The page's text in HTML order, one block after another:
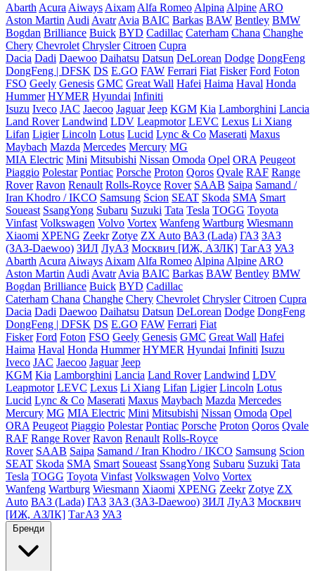
Abarth Acura Aiways Aixam Alfa Romeo Alpina Alpine ARO
Aston Martin Audi Avatr Avia BAIC Barkas BAW Bentley BMW
Bogdan Brilliance Buick BYD Cadillac Caterham Chana Changhe
Chery Chevrolet Chrysler Citroen Cupra
Dacia Dadi Daewoo Daihatsu Datsun DeLorean Dodge DongFeng
DongFeng | DFSK DS E.GO FAW Ferrari Fiat Fisker Ford Foton
FSO Geely Genesis GMC Great Wall Hafei Haima Haval Honda
Hummer HYMER Hyundai Infiniti
Isuzu Iveco JAC Jaecoo Jaguar Jeep KGM Kia Lamborghini Lancia
Land Rover Landwind LDV Leapmotor LEVC Lexus Li Xiang
Lifan Ligier Lincoln Lotus Lucid Lync & Co Maserati Maxus
Maybach Mazda Mercedes Mercury MG
MIA Electric Mini Mitsubishi Nissan Omoda Opel ORA Peugeot
Piaggio Polestar Pontiac Porsche Proton Qoros Qvale RAF Range
Rover Ravon Renault Rolls-Royce Rover SAAB Saipa Samand /
Iran Khodro / IKCO Samsung Scion SEAT Skoda SMA Smart
Soueast SsangYong Subaru Suzuki Tata Tesla TOGG Toyota
Vinfast Volkswagen Volvo Vortex Wanfeng Wartburg Wiesmann
Xiaomi XPENG Zeekr Zotye ZX Auto ВАЗ (Lada) ГАЗ ЗАЗ
(ЗАЗ-Daewoo) ЗИЛ ЛуАЗ Москвич [ИЖ, АЗЛК] ТагАЗ УАЗ
Abarth Acura Aiways Aixam Alfa Romeo Alpina Alpine ARO
Aston Martin Audi Avatr Avia BAIC Barkas BAW Bentley BMW
Bogdan Brilliance Buick BYD Cadillac
Caterham Chana Changhe Chery Chevrolet Chrysler Citroen Cupra
Dacia Dadi Daewoo Daihatsu Datsun DeLorean Dodge DongFeng
DongFeng | DFSK DS E.GO FAW Ferrari Fiat
Fisker Ford Foton FSO Geely Genesis GMC Great Wall Hafei
Haima Haval Honda Hummer HYMER Hyundai Infiniti Isuzu
Iveco JAC Jaecoo Jaguar Jeep
KGM Kia Lamborghini Lancia Land Rover Landwind LDV
Leapmotor LEVC Lexus Li Xiang Lifan Ligier Lincoln Lotus
Lucid Lync & Co Maserati Maxus Maybach Mazda Mercedes
Mercury MG MIA Electric Mini Mitsubishi Nissan Omoda Opel
ORA Peugeot Piaggio Polestar Pontiac Porsche Proton Qoros Qvale
RAF Range Rover Ravon Renault Rolls-Royce
Rover SAAB Saipa Samand / Iran Khodro / IKCO Samsung Scion
SEAT Skoda SMA Smart Soueast SsangYong Subaru Suzuki Tata
Tesla TOGG Toyota Vinfast Volkswagen Volvo Vortex
Wanfeng Wartburg Wiesmann Xiaomi XPENG Zeekr Zotye ZX
Auto ВАЗ (Lada) ГАЗ ЗАЗ (ЗАЗ-Daewoo) ЗИЛ ЛуАЗ Москвич
[ИЖ, АЗЛК] ТагАЗ УАЗ
Бренди